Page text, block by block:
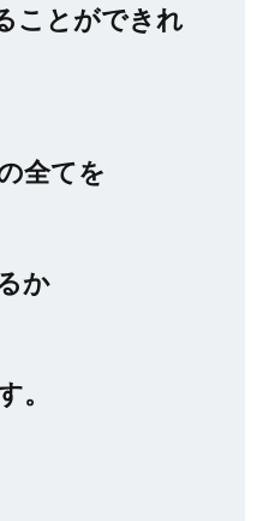
ことができれ
全てを
か
。